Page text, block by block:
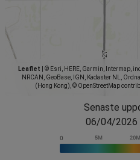
Leaflet
© Esri, HERE, Garmin, Intermap,
NRCAN, GeoBase, IGN, Kadaster NL,
(Hong Kong), © OpenStreetMap
Senaste
06/04/2026